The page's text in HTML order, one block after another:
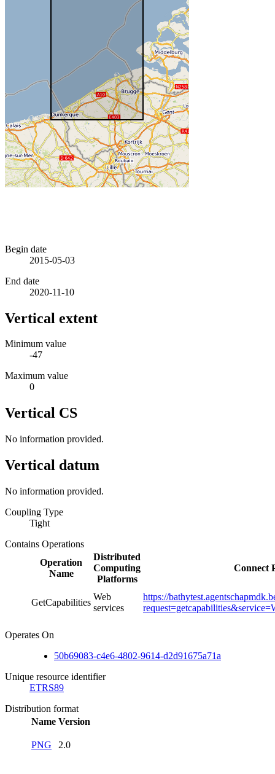
Begin date
2015-05-03
End date
2020-11-10
Vertical extent
Minimum value
-47
Maximum value
0
Vertical CS
No information provided.
Vertical datum
No information provided.
Coupling Type
Tight
Contains Operations
Operation
Name
Distributed
Computing
Platforms
Connect
GetCapabilities
Web
services
https://
Operates On
50b69083-c4e6-4802-9614-d2d91675a71a
Unique resource identifier
ETRS89
Distribution format
Name Version
PNG 2.0